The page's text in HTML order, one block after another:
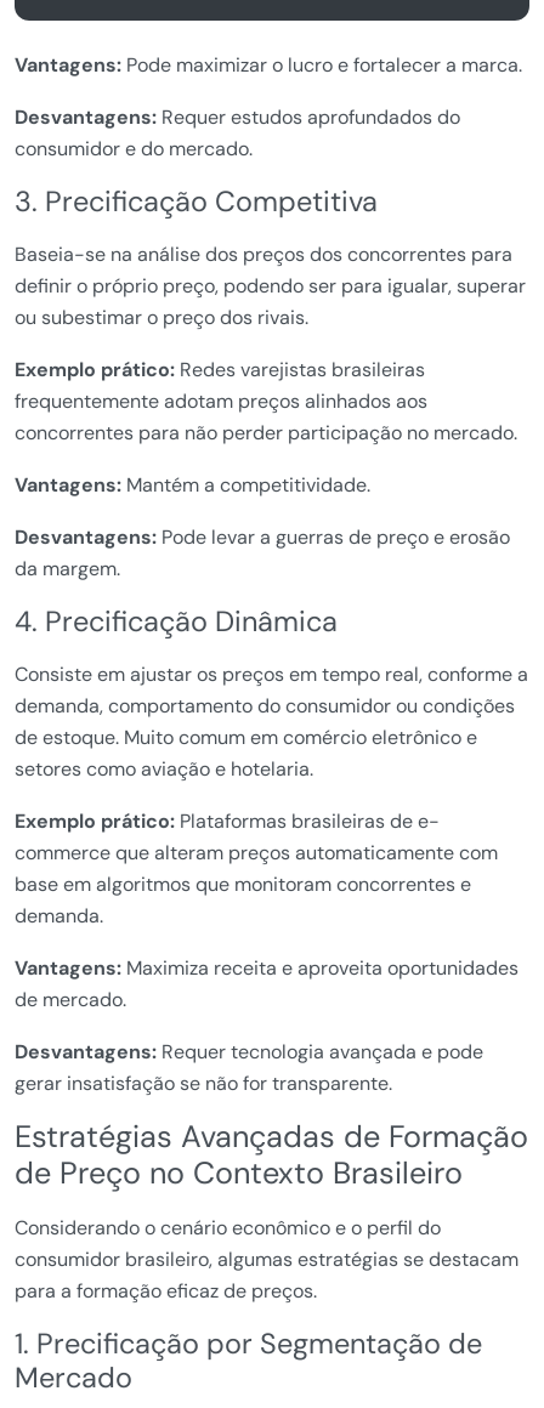
Vantagens: Pode maximizar o lucro e fortalecer a marca.
Desvantagens: Requer estudos aprofundados do
consumidor e do mercado.
3. Precificação Competitiva
Baseia-se na análise dos preços dos concorrentes para
definir o próprio preço, podendo ser para igualar, superar
ou subestimar o preço dos rivais.
Exemplo prático: Redes varejistas brasileiras
frequentemente adotam preços alinhados aos
concorrentes para não perder participação no mercado.
Vantagens: Mantém a competitividade.
Desvantagens: Pode levar a guerras de preço e erosão
da margem.
4. Precificação Dinâmica
Consiste em ajustar os preços em tempo real, conforme a
demanda, comportamento do consumidor ou condições
de estoque. Muito comum em comércio eletrônico e
setores como aviação e hotelaria.
Exemplo prático: Plataformas brasileiras de e-
commerce que alteram preços automaticamente com
base em algoritmos que monitoram concorrentes e
demanda.
Vantagens: Maximiza receita e aproveita oportunidades
de mercado.
Desvantagens: Requer tecnologia avançada e pode
gerar insatisfação se não for transparente.
Estratégias Avançadas de Formação
de Preço no Contexto Brasileiro
Considerando o cenário econômico e o perfil do
consumidor brasileiro, algumas estratégias se destacam
para a formação eficaz de preços.
1. Precificação por Segmentação de
Mercado